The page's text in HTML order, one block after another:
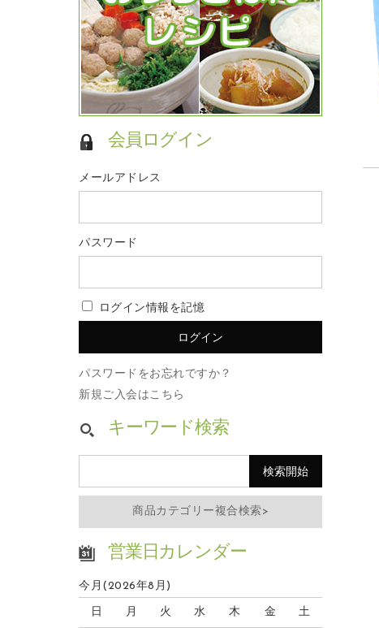
会員ログイン
メールアドレス
パスワード
ログイン情報を記憶
パスワードをお忘れですか？
新規ご入会はこちら
キーワード検索
商品カテゴリー複合検索>
営業日カレンダー
今月(2026年8月)
日 月 火 水 木 金 土